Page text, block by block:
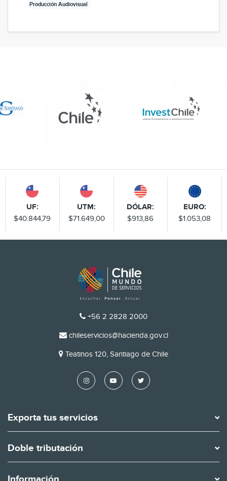
Producción Audiovisual
UF:
$40.844,79
UTM:
$71.649,00
DÓLAR:
$913,86
EURO:
$1.053,08
TELÉFONO
+56 2 2828 2000
EMAIL
chileservicios@hacienda.gov.cl
DIRECCIÓN
Teatinos 120, Santiago de Chile
Exporta tus servicios
Doble tributación